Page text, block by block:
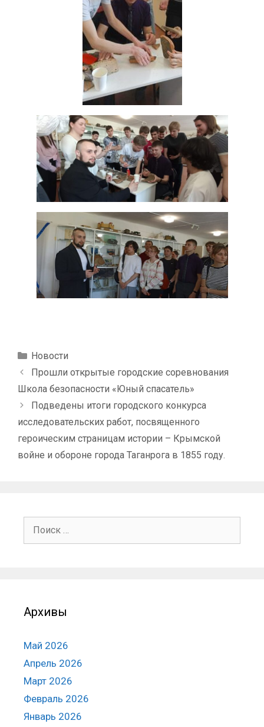
Рубрики
Новости
Прошли открытые городские соревнования
Школа безопасности «Юный спасатель»
Подведены итоги городского конкурса
исследовательских работ, посвященного
героическим страницам истории – Крымской
войне и обороне города Таганрога в 1855 году.
Архивы
Май 2026
Апрель 2026
Март 2026
Февраль 2026
Январь 2026